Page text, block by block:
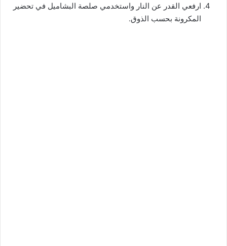
ارفعي القدر عن النار واستخدمي صلصة البشاميل في تحضير
المكرونة بحسب الذوق.